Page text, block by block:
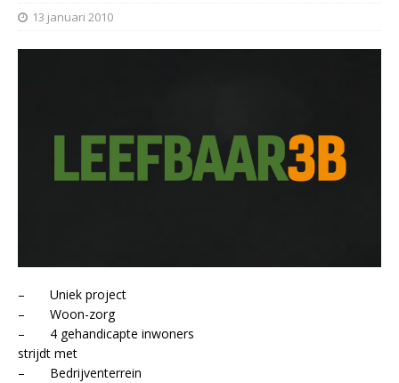
13 januari 2010
– Uniek project
– Woon-zorg
– 4 gehandicapte inwoners
strijdt met
– Bedrijventerrein